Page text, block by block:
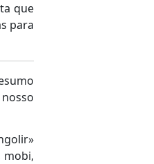
que
para
mobi,